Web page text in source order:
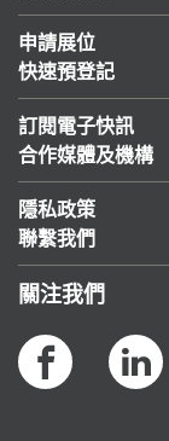
申請展位
快速預登記
訂閱電子快訊
合作媒體及機構
隱私政策
聯繫我們
關注我們